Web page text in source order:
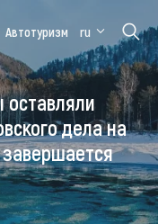
Алтайская
зимовка
Автотуризм ru
оставляли
дела на